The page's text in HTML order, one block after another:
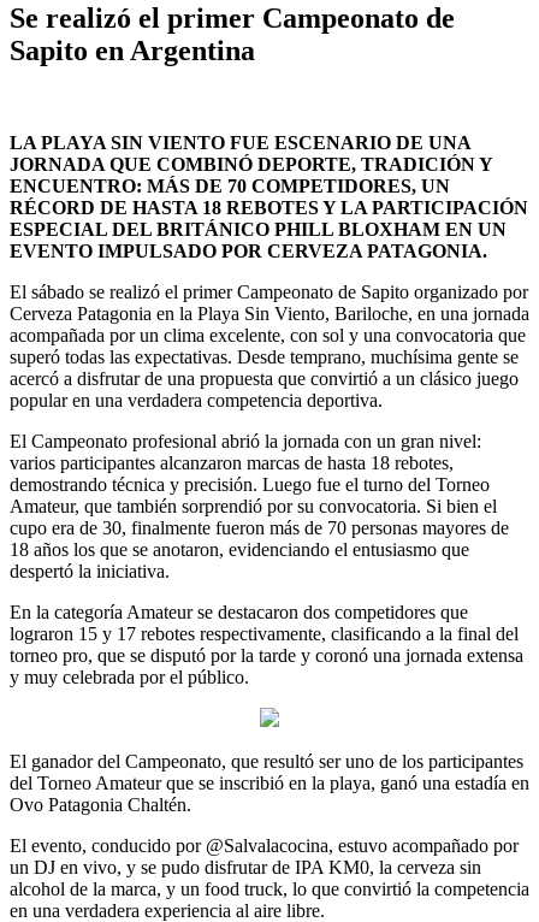
Se realizó el primer Campeonato de
Sapito en Argentina
LA PLAYA SIN VIENTO FUE ESCENARIO DE UNA
JORNADA QUE COMBINÓ DEPORTE, TRADICIÓN Y
ENCUENTRO: MÁS DE 70 COMPETIDORES, UN
RÉCORD DE HASTA 18 REBOTES Y LA PARTICIPACIÓN
ESPECIAL DEL BRITÁNICO PHILL BLOXHAM EN UN
EVENTO IMPULSADO POR CERVEZA PATAGONIA.
El sábado se realizó el primer Campeonato de Sapito organizado por
Cerveza Patagonia en la Playa Sin Viento, Bariloche, en una jornada
acompañada por un clima excelente, con sol y una convocatoria que
superó todas las expectativas. Desde temprano, muchísima gente se
acercó a disfrutar de una propuesta que convirtió a un clásico juego
popular en una verdadera competencia deportiva.
El Campeonato profesional abrió la jornada con un gran nivel:
varios participantes alcanzaron marcas de hasta 18 rebotes,
demostrando técnica y precisión. Luego fue el turno del Torneo
Amateur, que también sorprendió por su convocatoria. Si bien el
cupo era de 30, finalmente fueron más de 70 personas mayores de
18 años los que se anotaron, evidenciando el entusiasmo que
despertó la iniciativa.
En la categoría Amateur se destacaron dos competidores que
lograron 15 y 17 rebotes respectivamente, clasificando a la final del
torneo pro, que se disputó por la tarde y coronó una jornada extensa
y muy celebrada por el público.
El ganador del Campeonato, que resultó ser uno de los participantes
del Torneo Amateur que se inscribió en la playa, ganó una estadía en
Ovo Patagonia Chaltén.
El evento, conducido por @Salvalacocina, estuvo acompañado por
un DJ en vivo, y se pudo disfrutar de IPA KM0, la cerveza sin
alcohol de la marca, y un food truck, lo que convirtió la competencia
en una verdadera experiencia al aire libre.